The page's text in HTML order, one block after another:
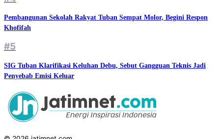
Pembangunan Sekolah Rakyat Tuban Sempat Molor, Begini Respon
Khofifah
#5
SIG Tuban Klarifikasi Keluhan Debu, Sebut Gangguan Teknis Jadi
Penyebab Emisi Keluar